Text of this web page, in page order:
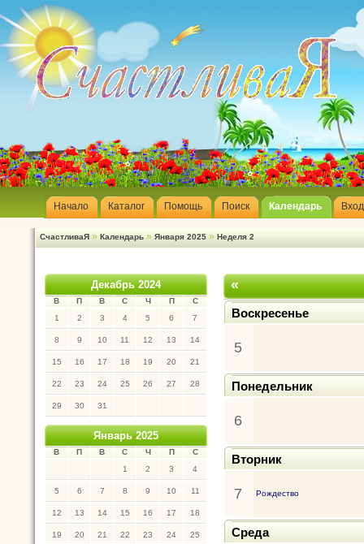
Начало Каталог Помощь Поиск Календарь Вход
СчастливаЯ » Календарь » Января 2025 » Неделя 2
Декабрь 2024
В П В С Ч П
С
1
2 3 4 5 6 7
8 9 10 11 12 13 14
15 16 17 18 19 20 21
22 23 24 25 26 27 28
29 30 31
Январь 2025
В П В С Ч П
С
1
2 3 4
5 6 7 8 9 10 11
12 13 14 15 16 17 18
19 20 21 22 23 24 25
«
Воскресенье
5
Понедельник
6
Вторник
7 Рождество
Среда